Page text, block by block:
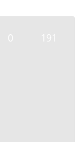
0 191